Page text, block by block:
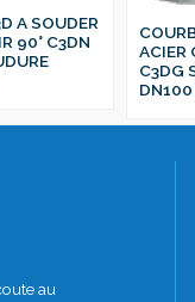
A SOUDER
90° C3DN
ACIER
C3DG
au